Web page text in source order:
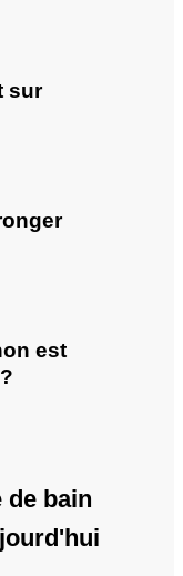
sur
est
de bain